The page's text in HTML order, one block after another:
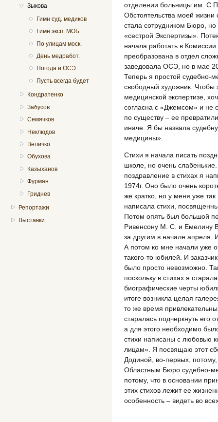
Зыкова
Гимн суд. медиков
Гимн эксп. МОБ
По улицам моск.
День медработ.
Погода и ОСЭ
Пусть всегда будет
Кондратенко
Забусов
Семячков
Неклюдов
Величко
Обухова
Казыханов
Фурман
Гриднев
Репортажи
Выставки
отделении больницы им.
Обстоятельства моей жизни
стала сотрудником Бюро,
«сестрой Экспертизы».
начала работать в
преобразована в отдел
заведовала ОСЭ, но в мае
Теперь я простой судебно-
свободный художник. Чтобы
медицинской экспертизе,
согласна с «Джемсом» и не
по существу – ее
иначе. Я бы назвала
медицины».
Стихи я начала писать
школе, но очень
поздравление в стихах я
1974г. Оно было очень
же кратко, но у меня уже
написала стихи,
Потом опять был большой
Ривенсону М. С. и Емелину
за другим в начале
А потом ко мне начали уже
такого-то юбилей. И
было просто невозможно.
поскольку в стихах я
биографические черты
итоге возникла целая
то же время
старалась подчеркнуть его
а для этого необходимо
стихи написаны с любовью
лицам». Я посвящаю этот
Додиной, во-первых,
Областным Бюро судебно-
потому, что в основании
этих стихов лежит ее
особенность – видеть во